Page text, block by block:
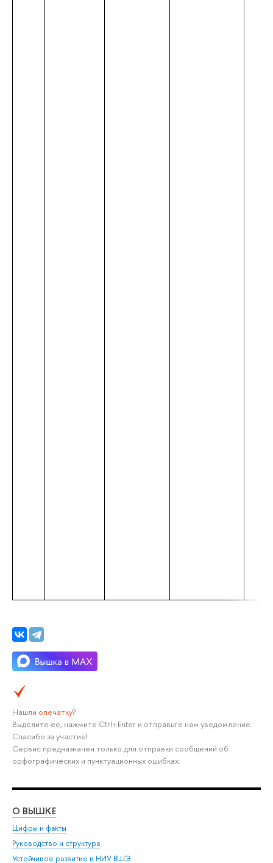
Нашли опечатку?
Выделите её, нажмите Ctrl+Enter и отправьте нам уведомление.
Спасибо за участие!
Сервис предназначен только для отправки сообщений об
орфографических и пунктуационных ошибках.
О ВЫШКЕ
Цифры и факты
Руководство и структура
Устойчивое развитие в НИУ ВШЭ